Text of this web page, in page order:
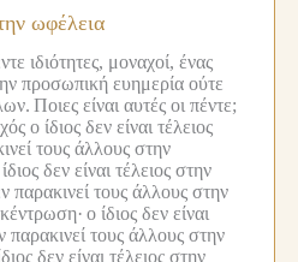
ωφέλεια
ιδιότητες, μοναχοί, ένας
προσωπική ευημερία ούτε
Ποιες είναι αυτές οι πέντε;
ο ίδιος δεν είναι τέλειος
τους άλλους στην
δεν είναι τέλειος στην
παρακινεί τους άλλους στην
ο ίδιος δεν είναι
παρακινεί τους άλλους στην
δεν είναι τέλειος στην